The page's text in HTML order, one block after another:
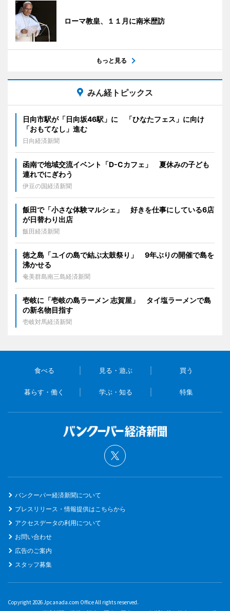
ローマ教皇、１１月に南米歴訪
もっと見る
みん経トピックス
日向市駅が「日向坂46駅」に 「ひなたフェス」に向け
「おもてなし」進む
日向経済新聞
函南で地域交流イベント「D-Cカフェ」 夏休みの子ども
連れでにぎわう
伊豆の国経済新聞
飯田で「小さな体験マルシェ」 好きを仕事にしている6店
が日替わり出店
飯田経済新聞
徳之島「ユイの島で結ぶ太鼓祭り」 9年ぶりの開催で島を
沸かせる
奄美群島南三島経済新聞
壱岐に「壱岐の島ラーメン 志賀屋」 タイ塩ラーメンで島
の新名物目指す
壱岐対馬経済新聞
食べる 見る・遊ぶ 買う
暮らす・働く 学ぶ・知る 特集
バンクーバー経済新聞について
プレスリリース・情報提供はこちらから
アクセスデータの利用について
お問い合わせ
広告のご案内
スタッフ募集
Copyright 2026 Jpcanada.com Office All rights reserved.